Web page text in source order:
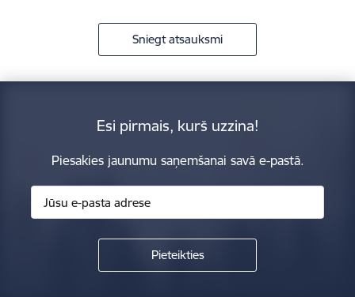
Sniegt atsauksmi
Esi pirmais, kurš uzzina!
Piesakies jaunumu saņemšanai savā e-pastā.